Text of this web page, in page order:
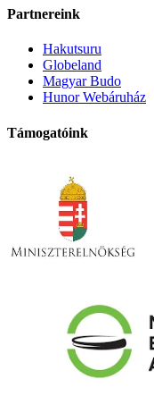
Partnereink
Hakutsuru
Globeland
Magyar Budo
Hunor Webáruház
Támogatóink